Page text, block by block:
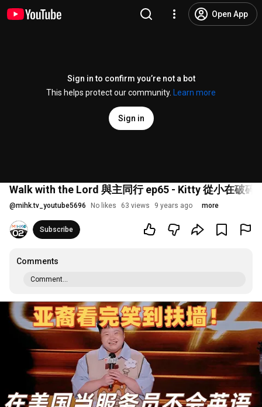
Open App
Sign in to confirm you’re not a bot
This helps protect our community.
Learn more
Sign in
Walk with the Lord 與主同行 ep65 - Kitty 從小在破
@mihk.tv_youtube5696 No likes 63 views 9 years ago more
Subscribe
Comments
Comment...